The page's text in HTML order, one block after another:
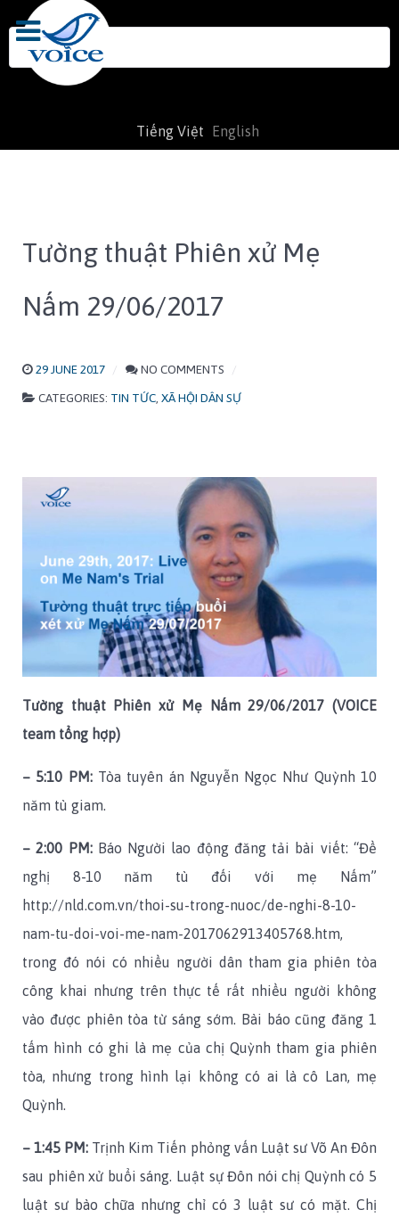
Search
for:
Tiếng Việt English
Tường thuật Phiên xử Mẹ
Nấm 29/06/2017
29 JUNE 2017
NO COMMENTS
CATEGORIES: TIN TỨC XÃ HỘI DÂN SỰ
Tường thuật Phiên xử Mẹ Nấm 29/06/2017 (VOICE
team tổng hợp)
– 5:10 PM:Tòa tuyên án Nguyễn Ngọc Như Quỳnh 10
năm tù giam.
– 2:00 PM:Báo Người lao động đăng tải bài viết: “Đề
nghị 8-10 năm tù đối với mẹ Nấm”
http://nld.com.vn/thoi-su-trong-nuoc/de-nghi-8-10-
nam-tu-doi-voi-me-nam-2017062913405768.htm,
trong đó nói có nhiều người dân tham gia phiên tòa
công khai nhưng trên thực tế rất nhiều người không
vào được phiên tòa từ sáng sớm. Bài báo cũng đăng 1
tấm hình có ghi là mẹ của chị Quỳnh tham gia phiên
tòa, nhưng trong hình lại không có ai là cô Lan, mẹ
Quỳnh.
– 1:45 PM: Trịnh Kim Tiến phỏng vấn Luật sư Võ An Đôn
sau phiên xử buổi sáng. Luật sự Đôn nói chị Quỳnh có 5
luật sư bào chữa nhưng chỉ có 3 luật sư có mặt. Chị